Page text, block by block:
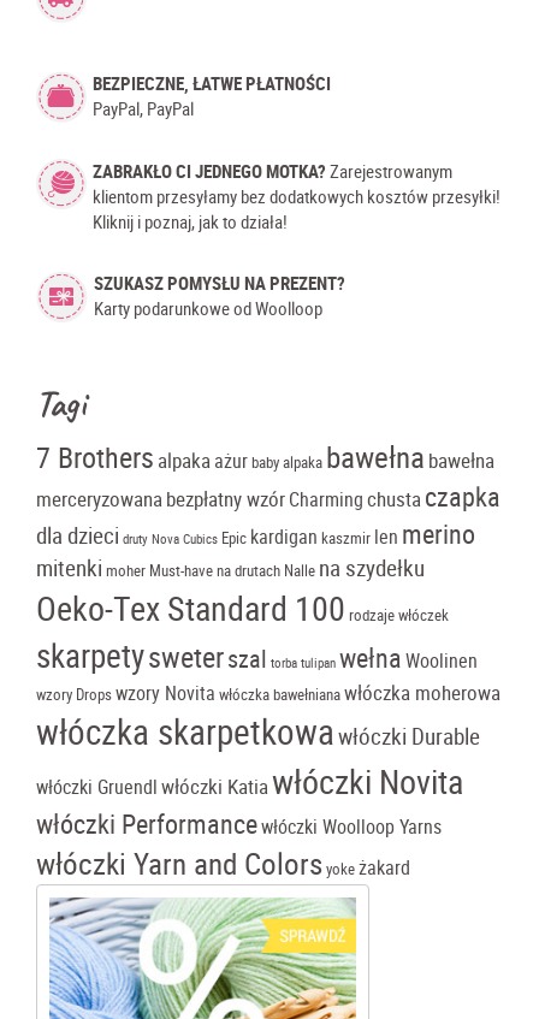
BEZPIECZNE, ŁATWE PŁATNOŚCI
PayPal, PayPal
ZABRAKŁO CI JEDNEGO MOTKA? Zarejestrowanym
klientom przesyłamy bez dodatkowych kosztów przesyłki!
Kliknij i poznaj, jak to działa!
SZUKASZ POMYSŁU NA PREZENT?
Karty podarunkowe od Woolloop
Tagi
7 Brothers alpakaażurbaby alpaka bawełna bawełna
merceryzowanabezpłatny wzórCharmingchustaczapka
dla dzieci druty Nova Cubics Epic kardigan kaszmir len merino
mitenki moher Must-havena drutach Nalle na szydełku
Oeko-Tex Standard 100 rodzaje włóczek
skarpetysweterszal torba tulipan wełnaWoolinen
wzory Dropswzory Novita włóczka bawełnianawłóczka moherowa
włóczka skarpetkowawłóczki Durable
włóczki Gruendlwłóczki Katiawłóczki Novita
włóczki Performancewłóczki Woolloop Yarns
włóczki Yarn and Colorsyokeżakard